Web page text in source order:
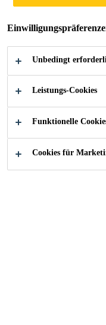
Industry ...
Unbedingt
Leistungs-Cookies
Funktionelle
Cookies für